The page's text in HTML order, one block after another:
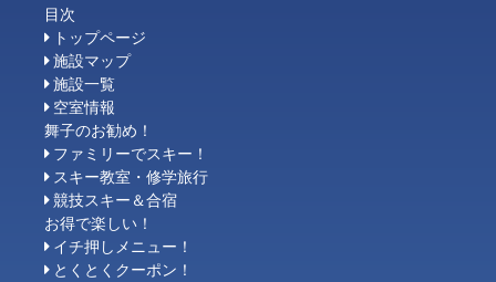
目次
トップページ
施設マップ
施設一覧
空室情報
舞子のお勧め！
ファミリーでスキー！
スキー教室・修学旅行
競技スキー＆合宿
お得で楽しい！
イチ押しメニュー！
とくとくクーポン！